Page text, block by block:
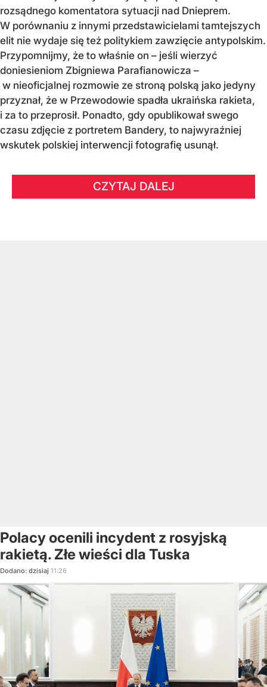
rozsądnego komentatora sytuacji nad Dnieprem.
W porównaniu z innymi przedstawicielami tamtejszych
elit nie wydaje się też politykiem zawzięcie antypolskim.
Przypomnijmy, że to właśnie on – jeśli wierzyć
doniesieniom Zbigniewa Parafianowicza –
w nieoficjalnej rozmowie ze stroną polską jako jedyny
przyznał, że w Przewodowie spadła ukraińska rakieta,
i za to przeprosił. Ponadto, gdy opublikował swego
czasu zdjęcie z portretem Bandery, to najwyraźniej
wskutek polskiej interwencji fotografię usunął.
CZYTAJ DALEJ
Polacy ocenili incydent z rosyjską
rakietą. Złe wieści dla Tuska
Dodano: dzisiaj 11:26